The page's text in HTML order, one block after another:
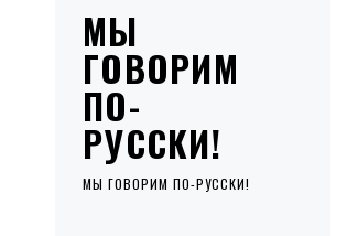
МЫ
ГОВОРИМ
ПО-
РУССКИ!
МЫ ГОВОРИМ ПО-РУССКИ!